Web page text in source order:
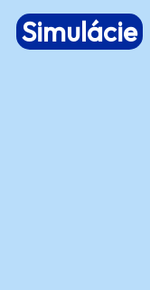
Simulácie